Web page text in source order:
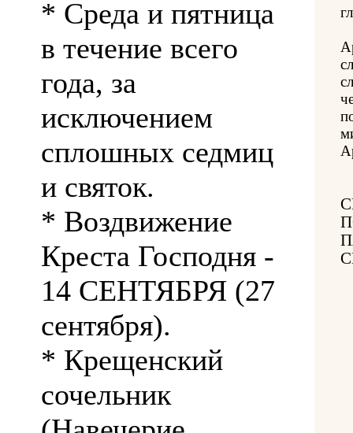
* Среда и пятница
в течение всего
года, за
исключением
сплошных седмиц
и святок.
* Воздвижение
Креста Господня -
14 СЕНТЯБРЯ (27
сентября).
* Крещенский
сочельник